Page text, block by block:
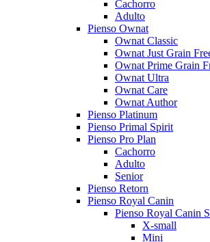
Cachorro
Adulto
Pienso Ownat
Ownat Classic
Ownat Just Grain
Ownat Prime Grain
Ownat Ultra
Ownat Care
Ownat Author
Pienso Platinum
Pienso Primal Spirit
Pienso Pro Plan
Cachorro
Adulto
Senior
Pienso Retorn
Pienso Royal Canin
Pienso Royal Canin
X-small
Mini